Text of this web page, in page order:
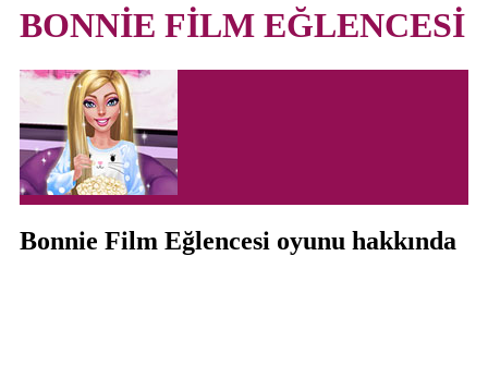
BONNİE FİLM EĞLENCESİ
Bonnie Film Eğlencesi oyunu hakkında